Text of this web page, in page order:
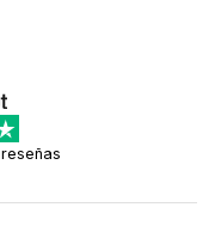
reseñas